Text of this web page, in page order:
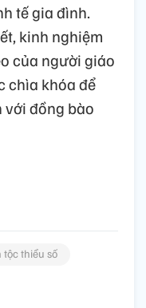
tế gia đình.
kinh nghiệm
của người giáo
chìa khóa để
với đồng bào
tộc thiểu số